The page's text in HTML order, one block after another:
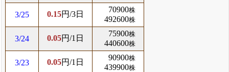
3/25 0.15円/3日
70900株
492600株
3/24 0.05円/1日
75900株
440600株
3/23 0.05円/1日
90900株
439900株